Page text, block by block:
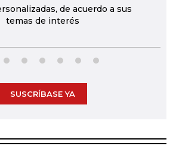
de acuerdo a sus
temas de interés
SUSCRÍBASE YA